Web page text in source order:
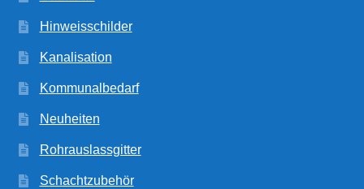
Hinweisschilder
Kanalisation
Kommunalbedarf
Neuheiten
Rohrauslassgitter
Schachtzubehör